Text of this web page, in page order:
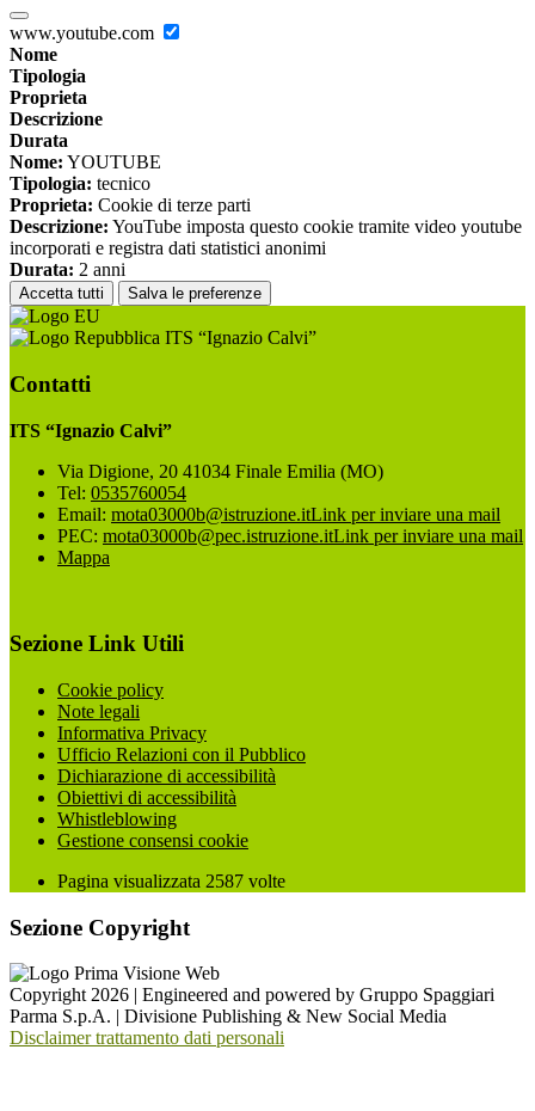
www.youtube.com
Nome
Tipologia
Proprieta
Descrizione
Durata
Nome: YOUTUBE
Tipologia: tecnico
Proprieta: Cookie di terze parti
Descrizione: YouTube imposta questo cookie tramite video youtube
incorporati e registra dati statistici anonimi
Durata: 2 anni
Accetta tutti Salva le preferenze
ITS “Ignazio Calvi”
Contatti
ITS “Ignazio Calvi”
Via Digione, 20 41034 Finale Emilia (MO)
Tel: 0535760054
Email: mota03000b@istruzione.itLink per inviare una mail
PEC: mota03000b@pec.istruzione.itLink per inviare una mail
Mappa
Sezione Link Utili
Cookie policy
Note legali
Informativa Privacy
Ufficio Relazioni con il Pubblico
Dichiarazione di accessibilità
Obiettivi di accessibilità
Whistleblowing
Gestione consensi cookie
Pagina visualizzata 2587 volte
Sezione Copyright
Copyright 2026 | Engineered and powered by Gruppo Spaggiari
Parma S.p.A. | Divisione Publishing & New Social Media
Disclaimer trattamento dati personali